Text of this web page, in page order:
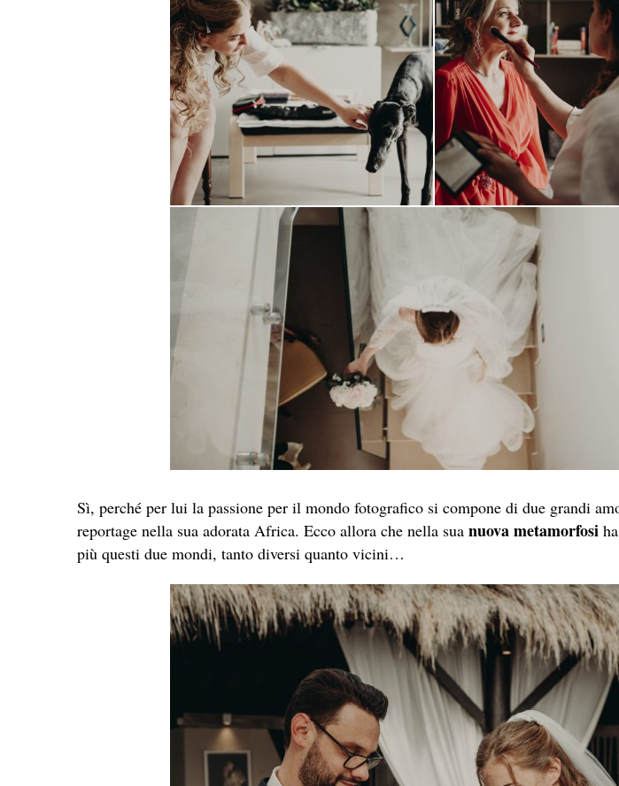
Sì, perché per lui la passione per il mondo fotografico si compone di due grandi
reportage nella sua adorata Africa. Ecco allora che nella sua nuova metamorfosi
più questi due mondi, tanto diversi quanto vicini…